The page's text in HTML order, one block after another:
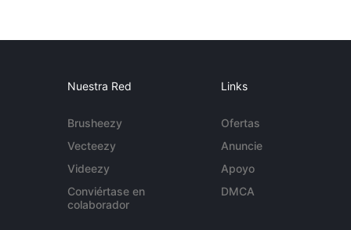
Nuestra Red
Brusheezy
Vecteezy
Videezy
Conviértase en
colaborador
Links
Ofertas
Anuncie
Apoyo
DMCA